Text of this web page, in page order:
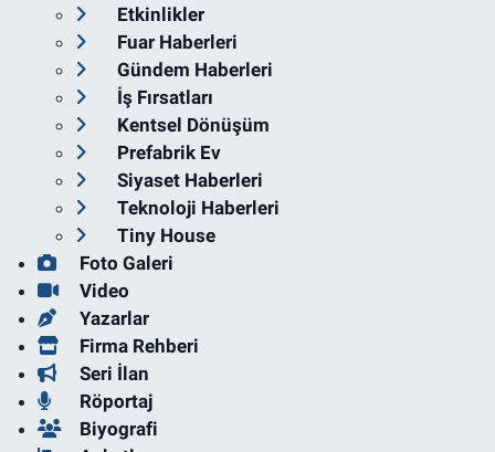
Etkinlikler
Fuar Haberleri
Gündem Haberleri
İş Fırsatları
Kentsel Dönüşüm
Prefabrik Ev
Siyaset Haberleri
Teknoloji Haberleri
Tiny House
Foto Galeri
Video
Yazarlar
Firma Rehberi
Seri İlan
Röportaj
Biyografi